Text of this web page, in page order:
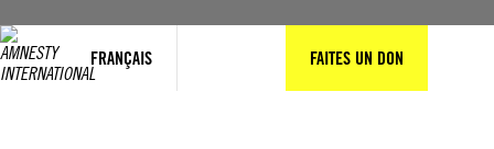
FRANÇAIS FAITES UN DON